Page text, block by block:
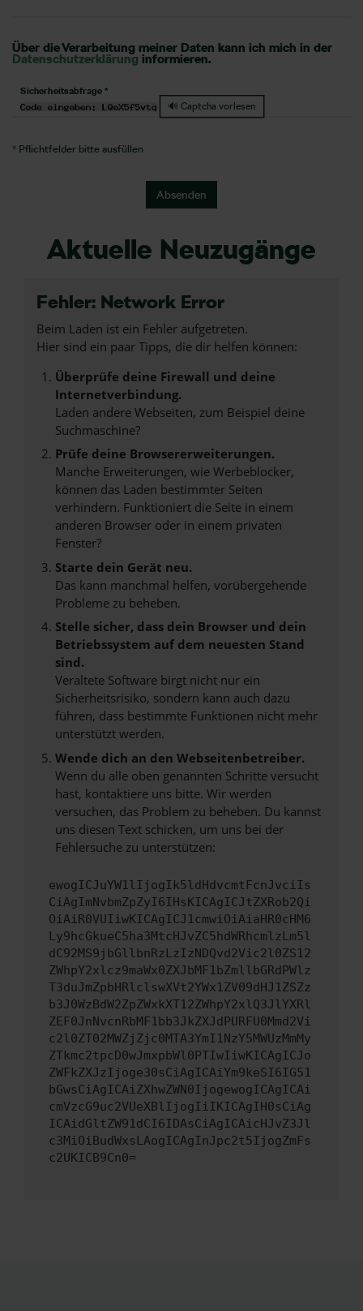
Über die Verarbeitung meiner Daten kann ich mich in der
Datenschutzerklärung informieren.
Sicherheitsabfrage *
🔊 Captcha vorlesen
* Pflichtfelder bitte ausfüllen
Absenden
Aktuelle Neuzugänge
Fehler: Network Error
Beim Laden ist ein Fehler aufgetreten.
Hier sind ein paar Tipps, die dir helfen können:
Überprüfe deine Firewall und deine
Internetverbindung.
Laden andere Webseiten, zum Beispiel deine
Suchmaschine?
Prüfe deine Browsererweiterungen.
Manche Erweiterungen, wie Werbeblocker,
können das Laden bestimmter Seiten
verhindern. Funktioniert die Seite in einem
anderen Browser oder in einem privaten
Fenster?
Starte dein Gerät neu.
Das kann manchmal helfen, vorübergehende
Probleme zu beheben.
Stelle sicher, dass dein Browser und dein
Betriebssystem auf dem neuesten Stand
sind.
Veraltete Software birgt nicht nur ein
Sicherheitsrisiko, sondern kann auch dazu
führen, dass bestimmte Funktionen nicht mehr
unterstützt werden.
Wende dich an den Webseitenbetreiber.
Wenn du alle oben genannten Schritte versucht
hast, kontaktiere uns bitte. Wir werden
versuchen, das Problem zu beheben. Du kannst
uns diesen Text schicken, um uns bei der
Fehlersuche zu unterstützen:
ewogICJuYW1lIjogIk5ldHdvcmtFcnJvciIs
CiAgImNvbmZpZyI6IHsKICAgICJtZXRob2Qi
OiAiR0VUIiwKICAgICJ1cmwiOiAiaHR0cHM6
Ly9hcGkueC5ha3MtcHJvZC5hdWRhcmlzLm5l
dC92MS9jbGllbnRzLzIzNDQvd2Vic2l0ZS12
ZWhpY2xlcz9maWx0ZXJbMF1bZmllbGRdPWlz
T3duJmZpbHRlclswXVt2YWx1ZV09dHJ1ZSZz
b3J0WzBdW2ZpZWxkXT12ZWhpY2xlQ3JlYXRl
ZEF0JnNvcnRbMF1bb3JkZXJdPURFU0Mmd2Vi
c2l0ZT02MWZjZjc0MTA3YmI1NzY5MWUzMmMy
ZTkmc2tpcD0wJmxpbWl0PTIwIiwKICAgICJo
ZWFkZXJzIjoge30sCiAgICAiYm9keSI6IG51
bGwsCiAgICAiZXhwZWN0IjogewogICAgICAi
cmVzcG9uc2VUeXBlIjogIiIKICAgIH0sCiAg
ICAidGltZW91dCI6IDAsCiAgICAicHJvZ3Jl
c3MiOiBudWxsLAogICAgInJpc2t5IjogZmFs
c2UKICB9Cn0=